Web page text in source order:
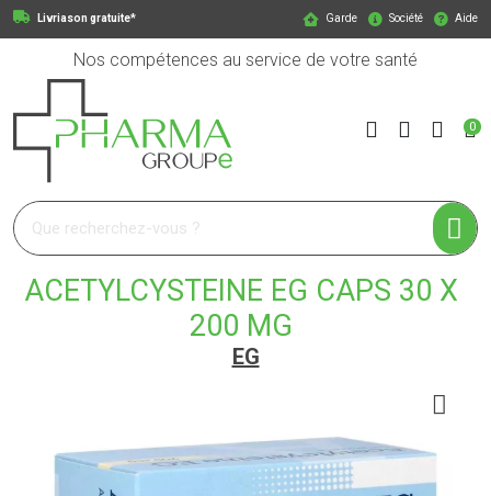
Livriason gratuite* Garde Société Aide
Nos compétences au service de votre santé
Pharmagroupe Votre pharmacie en ligne à votre service
0
ACETYLCYSTEINE EG CAPS 30 X
200 MG
EG